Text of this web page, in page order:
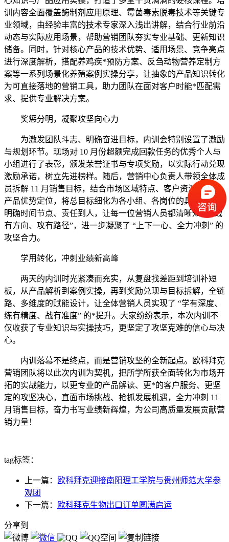
训内容全面覆盖酶制剂应用原理、霉菌毒素脱毒技术等关键专
业领域，由经验丰富的技术专家深入浅出讲解，结合行业前沿
动态与实际应用场景，帮助营销团队夯实专业基础、更新知识
储备。同时，针对核心产品的技术优势、适用场景、竞争亮点
进行深度解析，搭配养鸡疾*预防方案、反刍动物营养定制方
案等一系列场景化养殖案例实操分享，让抽象的产品知识转化
为可直接落地的营销工具，助力团队在面对客户时能*匹配需
求、提供专业解决方案。
奖惩分明，凝聚攻坚向心力
为激发团队斗志、明确奋进目标，内训会特别设置了激励
与规划环节。现场对 10 月份超额完成回款任务的优秀个人与
小组进行了表彰，颁发荣誉证书与专项奖励，以实际行动兑现
激励承诺，树立先进榜样。随后，营销中心负责人带领全体成
员拆解 11 月销售目标，结合市场区域特点、客户资源分布、
产品优势定位，将总目标细化为各小组、各岗位的具体任务，
明确时间节点、责任到人，让每一位营销人员都清晰知晓 “战
有方向、攻有路径”，进一步凝聚了 “上下一心、全力冲刺” 的
攻坚合力。
学用转化，冲刺业绩新高峰
两天的内训时光紧凑而充实，从复盘找差距到培训补短
板，从产品解析到案例实操，再到奖励兑现与目标拆解，全链
路、多维度的赋能设计，让全体营销人员实现了 “学有深度、
练有精度、战有准度” 的*提升。大家纷纷表示，本次内训不
仅收获了专业知识与实操技巧，更坚定了攻坚克难的信心与决
心。
内训落幕不是终点，而是营销攻坚的全新起点。欧科拜克
营销团队将以此次内训为契机，把所学所获全面转化为市场开
拓的实战能力，以更专业的产品解读、更*的客户服务、更坚
定的攻坚决心，直面市场挑战、抢抓发展机遇，全力冲刺 11
月销售目标，奋力书写业绩新辉煌，为公司高质量发展贡献营
销力量！
tag标签：
上一篇：
欧科拜克迎接南阳理工学院与贵州师范大学参
观团
下一篇：
欧科拜克生物出口订单圆满启运
分享到